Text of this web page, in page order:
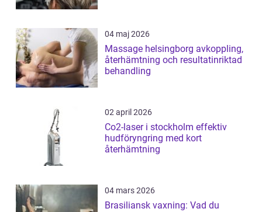
04 maj 2026
Massage helsingborg avkoppling,
återhämtning och resultatinriktad
behandling
02 april 2026
Co2-laser i stockholm effektiv
hudföryngring med kort
återhämtning
04 mars 2026
Brasiliansk vaxning: Vad du